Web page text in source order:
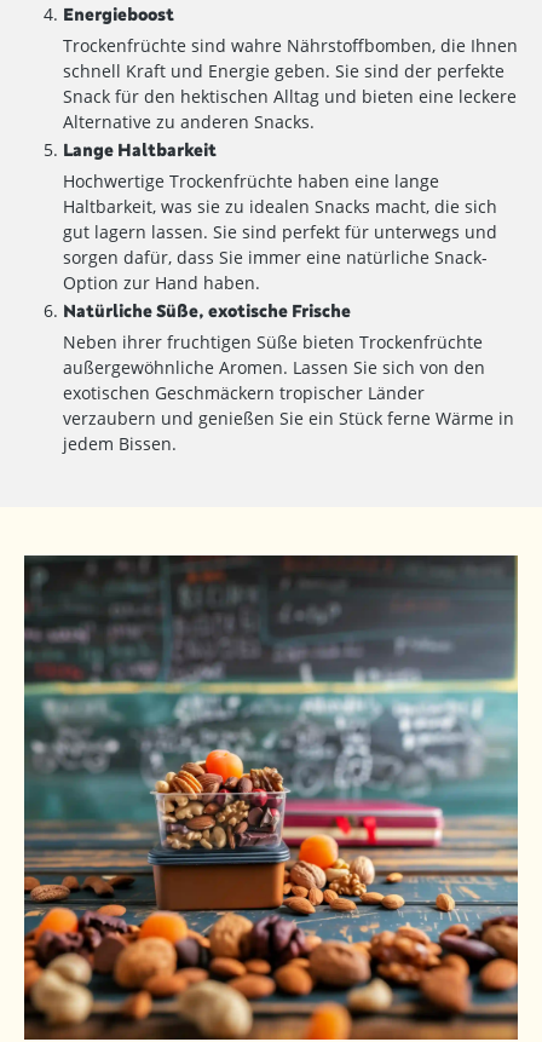
Energieboost
Trockenfrüchte sind wahre Nährstoffbomben, die Ihnen
schnell Kraft und Energie geben. Sie sind der perfekte
Snack für den hektischen Alltag und bieten eine leckere
Alternative zu anderen Snacks.
Lange Haltbarkeit
Hochwertige Trockenfrüchte haben eine lange
Haltbarkeit, was sie zu idealen Snacks macht, die sich
gut lagern lassen. Sie sind perfekt für unterwegs und
sorgen dafür, dass Sie immer eine natürliche Snack-
Option zur Hand haben.
Natürliche Süße, exotische Frische
Neben ihrer fruchtigen Süße bieten Trockenfrüchte
außergewöhnliche Aromen. Lassen Sie sich von den
exotischen Geschmäckern tropischer Länder
verzaubern und genießen Sie ein Stück ferne Wärme in
jedem Bissen.